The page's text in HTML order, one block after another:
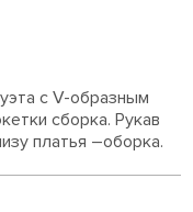
c V-образным
сборка. Рукав
платья –оборка.